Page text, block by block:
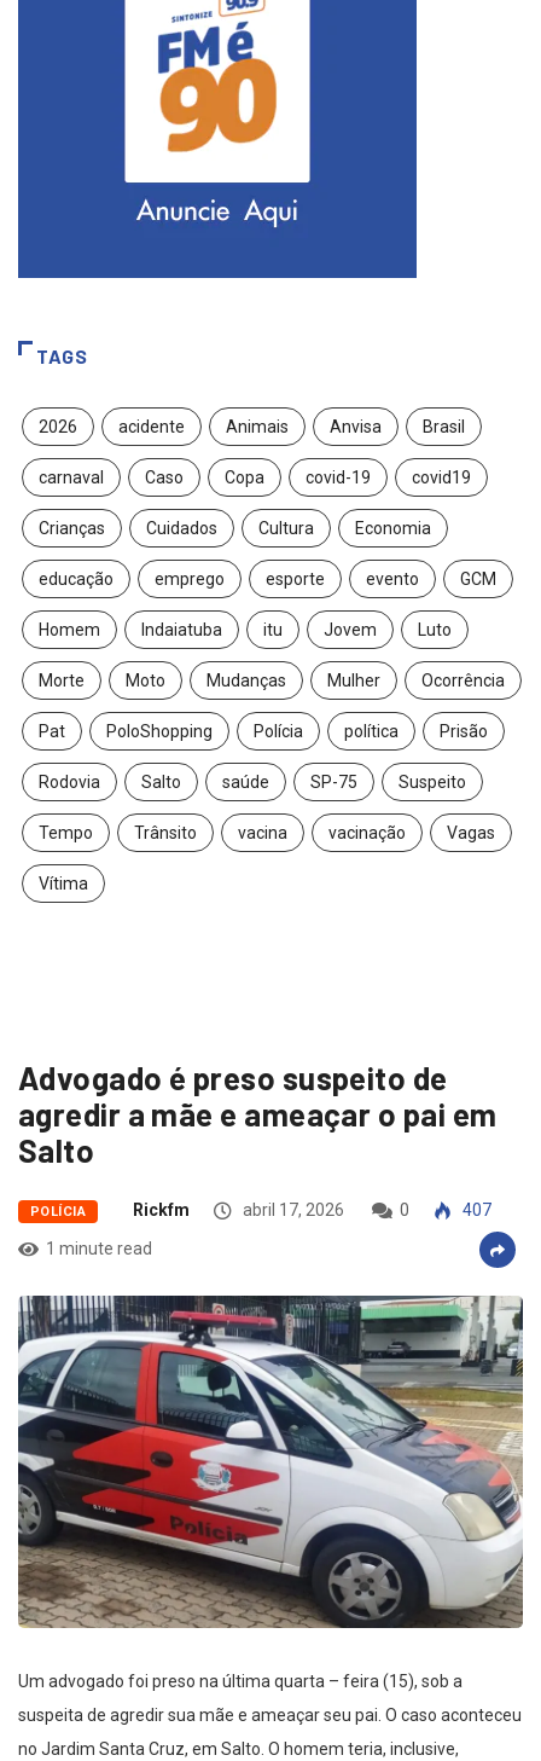
TAGS
2026 acidente Animais Anvisa Brasil
carnaval Caso Copa covid-19 covid19
Crianças Cuidados Cultura Economia
educação emprego esporte evento GCM
Homem Indaiatuba itu Jovem Luto
Morte Moto Mudanças Mulher Ocorrência
Pat PoloShopping Polícia política Prisão
Rodovia Salto saúde SP-75 Suspeito
Tempo Trânsito vacina vacinação Vagas
Vítima
Advogado é preso suspeito de
agredir a mãe e ameaçar o pai em
Salto
POLÍCIA Rickfm abril 17, 2026 0
407
1 minute read
Um advogado foi preso na última quarta – feira (15), sob a
suspeita de agredir sua mãe e ameaçar seu pai. O caso aconteceu
no Jardim Santa Cruz, em Salto. O homem teria, inclusive,